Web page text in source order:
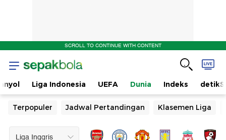
SCROLL TO CONTINUE WITH CONTENT
Liga Indonesia UEFA Dunia Indeks
Terpopuler Jadwal Pertandingan Klasemen Liga